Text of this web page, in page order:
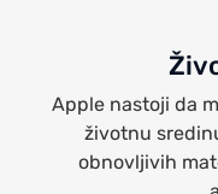
Apple nastoji da
životnu
obnovljivih